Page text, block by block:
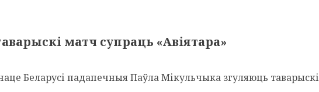
матч супраць «Авіятара»
Беларусі падапечныя Паўла Мікульчыка згуляюць таварыскі